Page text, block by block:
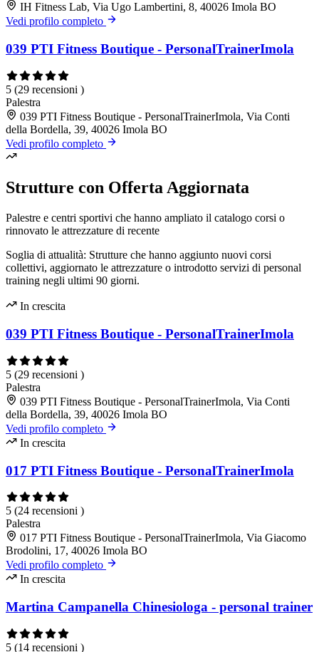
IH Fitness Lab, Via Ugo Lambertini, 8, 40026 Imola BO
Vedi profilo completo
039 PTI Fitness Boutique - PersonalTrainerImola
5 (29 recensioni )
Palestra
039 PTI Fitness Boutique - PersonalTrainerImola, Via Conti
della Bordella, 39, 40026 Imola BO
Vedi profilo completo
Strutture con Offerta Aggiornata
Palestre e centri sportivi che hanno ampliato il catalogo corsi o
rinnovato le attrezzature di recente
Soglia di attualità: Strutture che hanno aggiunto nuovi corsi
collettivi, aggiornato le attrezzature o introdotto servizi di personal
training negli ultimi 90 giorni.
In crescita
039 PTI Fitness Boutique - PersonalTrainerImola
5 (29 recensioni )
Palestra
039 PTI Fitness Boutique - PersonalTrainerImola, Via Conti
della Bordella, 39, 40026 Imola BO
Vedi profilo completo
In crescita
017 PTI Fitness Boutique - PersonalTrainerImola
5 (24 recensioni )
Palestra
017 PTI Fitness Boutique - PersonalTrainerImola, Via Giacomo
Brodolini, 17, 40026 Imola BO
Vedi profilo completo
In crescita
Martina Campanella Chinesiologa - personal trainer
5 (14 recensioni )